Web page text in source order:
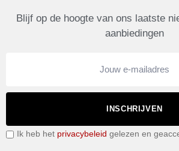
Blijf op de hoogte van ons laatste
aanbiedingen
INSCHRIJVEN
Ik heb het privacybeleid gelezen en